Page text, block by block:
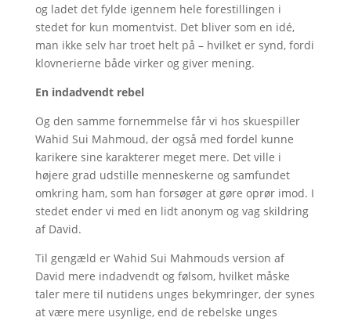
og ladet det fylde igennem hele forestillingen i
stedet for kun momentvist. Det bliver som en idé,
man ikke selv har troet helt på – hvilket er synd, fordi
klovnerierne både virker og giver mening.
En indadvendt rebel
Og den samme fornemmelse får vi hos skuespiller
Wahid Sui Mahmoud, der også med fordel kunne
karikere sine karakterer meget mere. Det ville i
højere grad udstille menneskerne og samfundet
omkring ham, som han forsøger at gøre oprør imod. I
stedet ender vi med en lidt anonym og vag skildring
af David.
Til gengæld er Wahid Sui Mahmouds version af
David mere indadvendt og følsom, hvilket måske
taler mere til nutidens unges bekymringer, der synes
at være mere usynlige, end de rebelske unges